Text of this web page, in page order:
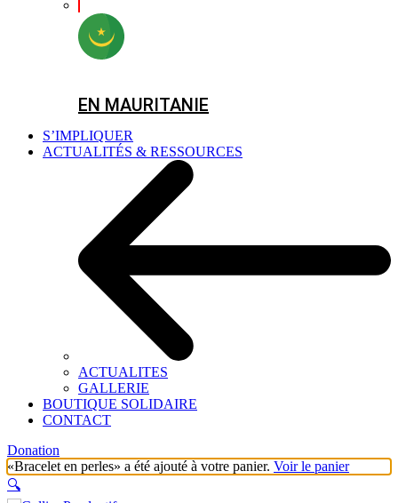
EN MAURITANIE
S’IMPLIQUER
ACTUALITÉS & RESSOURCES
ACTUALITES
GALLERIE
BOUTIQUE SOLIDAIRE
CONTACT
Donation
«Bracelet en perles» a été ajouté à votre panier. Voir le panier
🔍